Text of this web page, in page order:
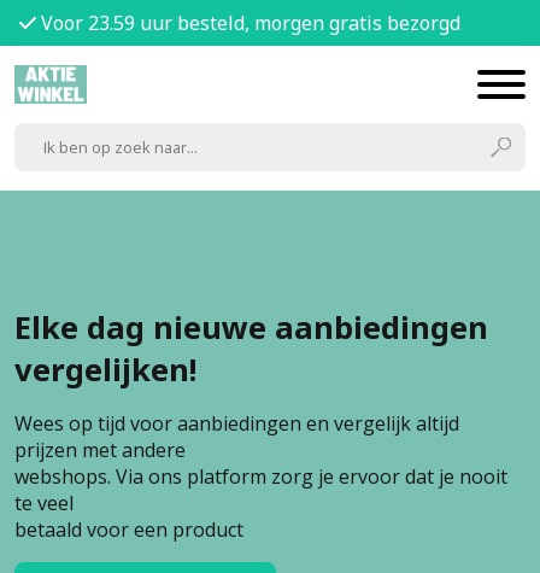
Voor 23.59 uur besteld, morgen gratis bezorgd
Elke dag nieuwe aanbiedingen
vergelijken!
Wees op tijd voor aanbiedingen en vergelijk altijd
prijzen met andere
webshops. Via ons platform zorg je ervoor dat je nooit
te veel
betaald voor een product